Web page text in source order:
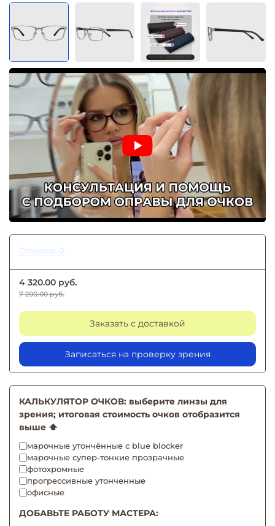
Отзывов: 0
4 320.00 руб.
7 200.00 руб.
Заказать с доставкой
Записаться на проверку зрения
КАЛЬКУЛЯТОР ОЧКОВ: выберите линзы для
зрения; итоговая стоимость очков отобразится
выше ⬆️
марочные утончённые с blue blocker
марочные супер-тонкие прозрачные
фотохромные
прогрессивные утонченные
офисные
ДОБАВЬТЕ РАБОТУ МАСТЕРА: